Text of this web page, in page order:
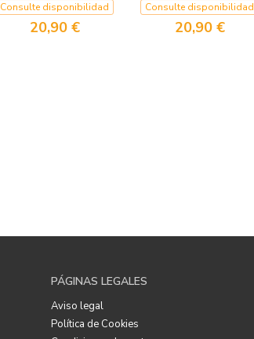
Consulte disponibilidad
20,90 €
Consulte disponibilidad
20,90 €
PÁGINAS LEGALES
Aviso legal
Política de Cookies